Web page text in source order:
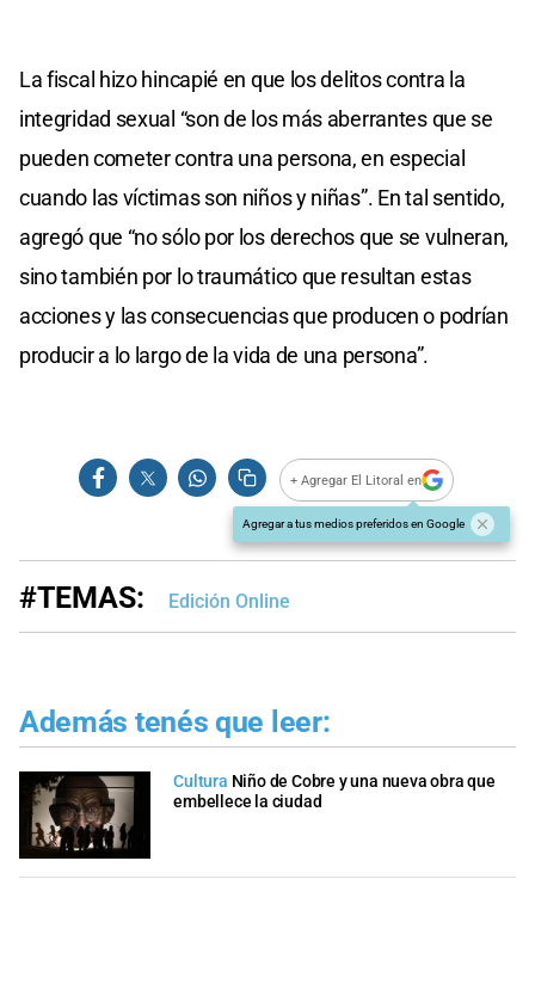
La fiscal hizo hincapié en que los delitos contra la
integridad sexual “son de los más aberrantes que se
pueden cometer contra una persona, en especial
cuando las víctimas son niños y niñas”. En tal sentido,
agregó que “no sólo por los derechos que se vulneran,
sino también por lo traumático que resultan estas
acciones y las consecuencias que producen o podrían
producir a lo largo de la vida de una persona”.
+ Agregar El Litoral en
Agregar a tus medios preferidos en Google
#TEMAS: Edición Online
Además tenés que leer:
Cultura Niño de Cobre y una nueva obra que
embellece la ciudad